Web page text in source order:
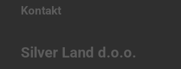
Kontakt
Silver Land d.o.o.